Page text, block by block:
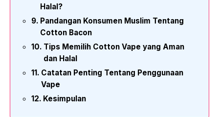
Halal?
Pandangan Konsumen Muslim Tentang
Cotton Bacon
Tips Memilih Cotton Vape yang Aman
dan Halal
Catatan Penting Tentang Penggunaan
Vape
Kesimpulan